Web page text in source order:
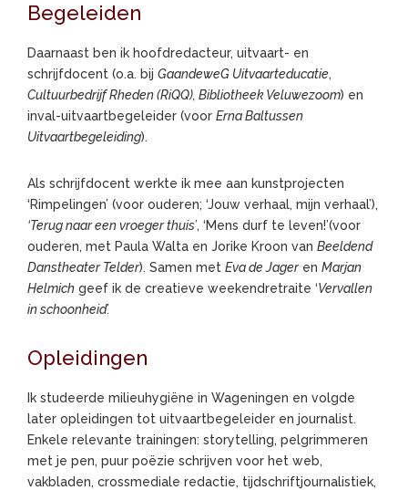
Begeleiden
Daarnaast ben ik hoofdredacteur, uitvaart- en
schrijfdocent (o.a. bij GaandeweG Uitvaarteducatie,
Cultuurbedrijf Rheden (RiQQ), Bibliotheek Veluwezoom) en
inval-uitvaartbegeleider (voor Erna Baltussen
Uitvaartbegeleiding).
Als schrijfdocent werkte ik mee aan kunstprojecten
‘Rimpelingen’ (voor ouderen; ‘Jouw verhaal, mijn verhaal’),
‘Terug naar een vroeger thuis’, ‘Mens durf te leven!’(voor
ouderen, met Paula Walta en Jorike Kroon van Beeldend
Danstheater Telder). Samen met Eva de Jageren Marjan
Helmich geef ik de creatieve weekendretraite ‘Vervallen
in schoonheid’.
Opleidingen
Ik studeerde milieuhygiëne in Wageningen en volgde
later opleidingen tot uitvaartbegeleider en journalist.
Enkele relevante trainingen: storytelling, pelgrimmeren
met je pen, puur poëzie schrijven voor het web,
vakbladen, crossmediale redactie, tijdschriftjournalistiek,